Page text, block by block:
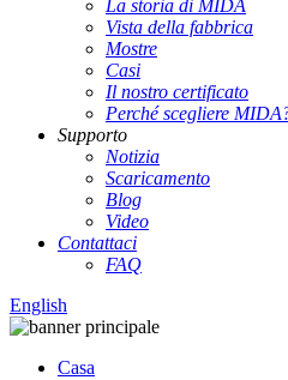
La storia di MIDA
Vista della fabbrica
Mostre
Casi
Il nostro certificato
Perché scegliere
Supporto
Notizia
Scaricamento
Blog
Video
Contattaci
FAQ
English
Casa